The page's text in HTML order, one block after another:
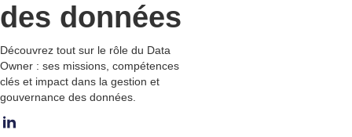
des données
Découvrez tout sur le rôle du Data
Owner : ses missions, compétences
clés et impact dans la gestion et
gouvernance des données.